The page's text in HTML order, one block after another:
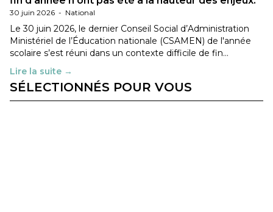
30 juin 2026 - National
Le 30 juin 2026, le dernier Conseil Social d’Administration
Ministériel de l’Éducation nationale (CSAMEN) de l'année
scolaire s’est réuni dans un contexte difficile de fin…
Lire la suite →
SÉLECTIONNÉS POUR VOUS